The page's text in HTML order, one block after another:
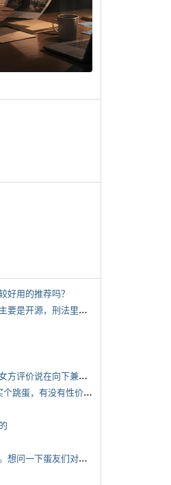
好用的推荐吗？
*
有啥搞钱的路子吗，开源节流都行，主要是开源，刑法里的咱不做
*
投入了很多精力经营的一段感情，被女方评价说在向下兼容我，感觉有点破防
*
想请教有经验的蛋友，想给媳妇7夕买个跳蛋，有没有性价比高的推荐
*
我正在建立一个英语口语教学的网站。想问一下蛋友们对这类教学机构或网站的痛点。